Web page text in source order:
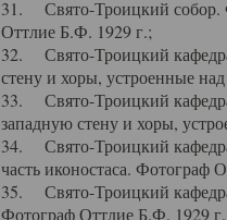
31. Свято-Троицкий собор.
Оттлие Б.Ф. 1929 г.;
32. Свято-Троицкий
стену и хоры, устроенные
33. Свято-Троицкий
западную стену и хоры,
34. Свято-Троицкий
часть иконостаса. Фотограф
35. Свято-Троицкий
Фотограф Оттлие Б.Ф. 1929